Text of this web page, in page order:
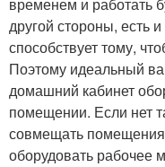
другой стороны, есть
способствует тому,
Поэтому идеальный
домашний кабинет
помещении. Если нет
совмещать
оборудовать рабочее